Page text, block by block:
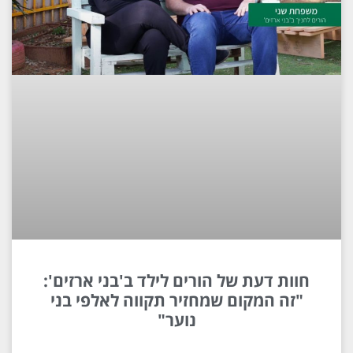
חוות דעת של הורים לילד ב'בני ארזים':
"זה המקום שמחזיר תקווה לאלפי בני
נוער"